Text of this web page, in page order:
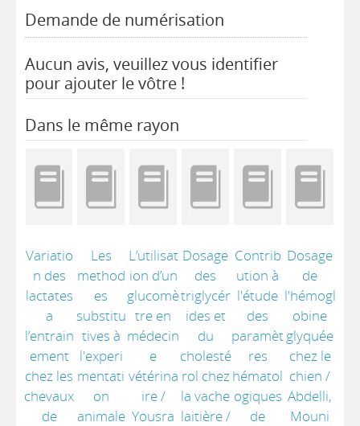
Demande de numérisation
Aucun avis, veuillez vous identifier
pour ajouter le vôtre !
Dans le même rayon
Variatio
n des
lactates
a
l’entrain
ement
chez les
chevaux
de
Les
method
es
substitu
tives à
l'experi
mentati
on
animale
L’utilisat
ion d’un
glucomè
tre en
médecin
e
vétérina
ire/
Yousra
Dosage
des
triglycér
ides et
du
cholesté
rol chez
la vache
laitière/
Contrib
ution à
l'étude
des
paramèt
res
hématol
ogiques
de
Dosage
de
l'hémogl
obine
glyquée
chez le
chien /
Abdelli,
Mouni